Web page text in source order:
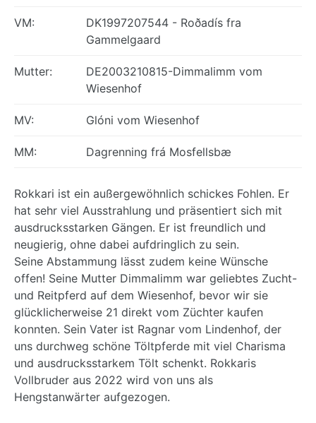
VM:
DK1997207544 - Roðadís fra
Gammelgaard
Mutter:
DE2003210815-Dimmalimm vom
Wiesenhof
MV: Glóni vom Wiesenhof
MM: Dagrenning frá Mosfellsbæ
Rokkari ist ein außergewöhnlich schickes Fohlen. Er
hat sehr viel Ausstrahlung und präsentiert sich mit
ausdrucksstarken Gängen. Er ist freundlich und
neugierig, ohne dabei aufdringlich zu sein.
Seine Abstammung lässt zudem keine Wünsche
offen! Seine Mutter Dimmalimm war geliebtes Zucht-
und Reitpferd auf dem Wiesenhof, bevor wir sie
glücklicherweise 21 direkt vom Züchter kaufen
konnten. Sein Vater ist Ragnar vom Lindenhof, der
uns durchweg schöne Töltpferde mit viel Charisma
und ausdrucksstarkem Tölt schenkt. Rokkaris
Vollbruder aus 2022 wird von uns als
Hengstanwärter aufgezogen.